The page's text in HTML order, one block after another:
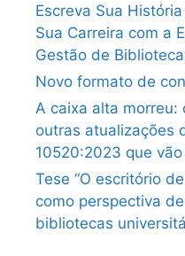
Escreva Sua
Sua Carreira com a
Gestão de
Novo formato de
A caixa alta morreu:
outras atualizações
10520:2023 que
Tese “O escritório
como perspectiva
bibliotecas